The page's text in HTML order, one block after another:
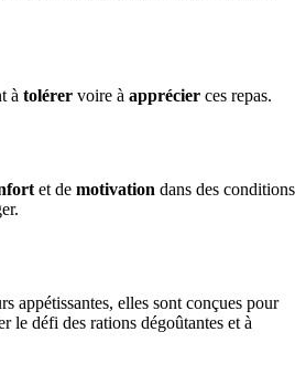
à tolérer voire à apprécier ces repas.
et de motivation dans des conditions
appétissantes, elles sont conçues pour
le défi des rations dégoûtantes et à